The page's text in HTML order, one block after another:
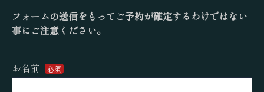
フォームの送信をもってご予約が確定するわけではない
事にご注意ください。
お名前 必須